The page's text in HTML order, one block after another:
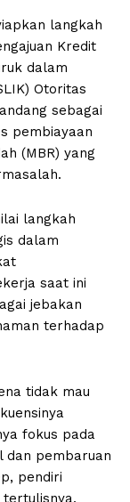
langkah
Kredit
dalam
Otoritas
sebagai
pembiayaan
(MBR) yang
langkah
dalam
saat ini
jebakan
terhadap
tidak mau
fokus pada
dan pembaruan
pendiri